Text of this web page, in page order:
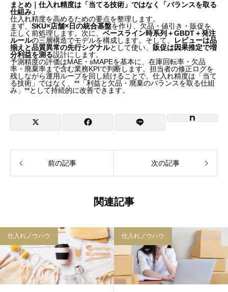
まとめ｜仕入れ精度は「当てる技術」ではなく「バランスを取る
仕組み」
仕入れ精度を高めるための要点を整理します。
まず、 SKU×店舗×日の統合基盤を作り、欠品・値引き・販促を
正しく前処理します。次に、 ベースライン時系列＋GBDT＋発注
ルールの三層構造でモデルを構成します。そして、
レビューは品
揃えと品質異常の先行シグナルとして使い、 販促は因果推定で増
分利益を測る設計にします。
予測精度の評価はMAE・sMAPEを基本に、在庫回転率・欠品
率・廃棄率まで含む業務KPIで判断します。担当者の修正ログを
残しながら運用ループを回し続けることで、仕入れ精度は「当て
る技術」ではなく、**「利益と欠品・廃棄のバランスを取る仕組
み」**として持続的に改善できます。
前の記事 次の記事
関連記事
仕入れノウハウ 仕入れノウハウ